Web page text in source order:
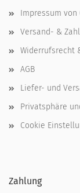
Impressum von
Versand- &
Widerrufsrecht
AGB
Liefer- und
Privatsphäre
Cookie
Zahlung